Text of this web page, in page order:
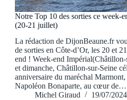
Notre Top 10 des sorties ce week-
(20-21 juillet)
La rédaction de DijonBeaune.fr
de sorties en Côte-d’Or, les 20 et
end ! Week-end Impérial(Châtillon-
et dimanche, Châtillon-sur-Seine
anniversaire du maréchal
Napoléon Bonaparte, au cœur de…
Michel Giraud
19/07/2024